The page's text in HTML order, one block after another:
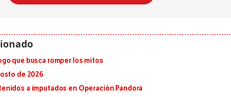
que busca romper los mitos
de 2026
a imputados en Operación Pandora
Un fuerte terremoto de magnitud